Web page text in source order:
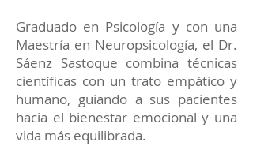
Graduado en Psicología y con una
Maestría en Neuropsicología, el Dr.
Sáenz Sastoque combina técnicas
científicas con un trato empático y
humano, guiando a sus pacientes
hacia el bienestar emocional y una
vida más equilibrada.